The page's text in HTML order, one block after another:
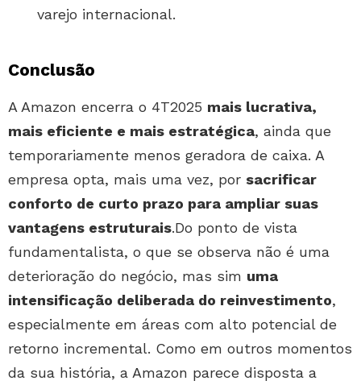
varejo internacional.
Conclusão
A Amazon encerra o 4T2025 mais lucrativa,
mais eficiente e mais estratégica, ainda que
temporariamente menos geradora de caixa. A
empresa opta, mais uma vez, por sacrificar
conforto de curto prazo para ampliar suas
vantagens estruturais.Do ponto de vista
fundamentalista, o que se observa não é uma
deterioração do negócio, mas sim uma
intensificação deliberada do reinvestimento,
especialmente em áreas com alto potencial de
retorno incremental. Como em outros momentos
da sua história, a Amazon parece disposta a